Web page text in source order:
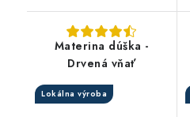
Materina dúška -
Drvená vňať
Lokálna výroba